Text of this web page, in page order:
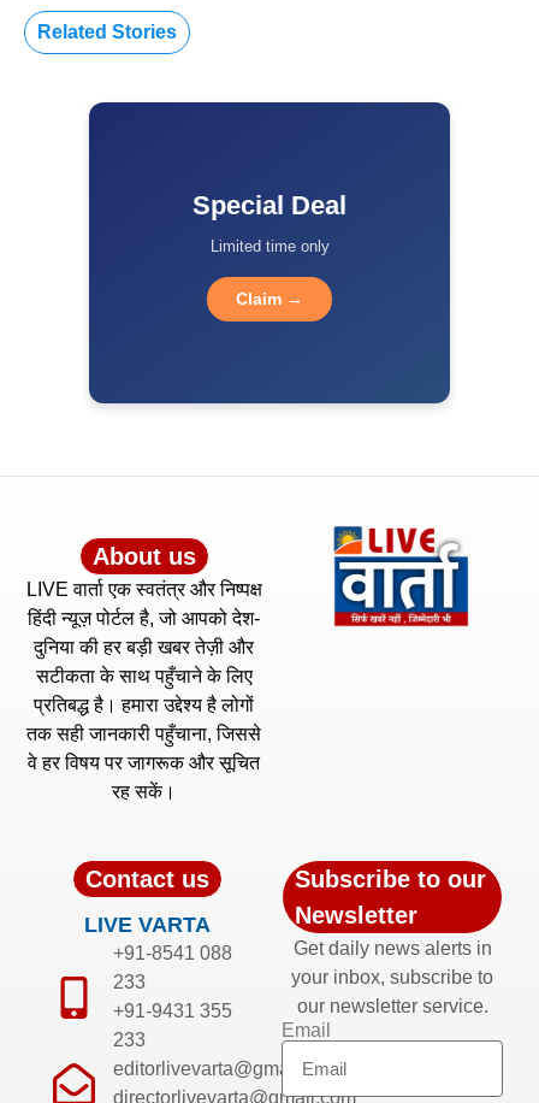
Related Stories
Special Deal
Limited time only
Claim →
About us
LIVE वार्ता एक स्वतंत्र और निष्पक्ष
हिंदी न्यूज़ पोर्टल है, जो आपको देश-
दुनिया की हर बड़ी खबर तेज़ी और
सटीकता के साथ पहुँचाने के लिए
प्रतिबद्ध है। हमारा उद्देश्य है लोगों
तक सही जानकारी पहुँचाना, जिससे
वे हर विषय पर जागरूक और सूचित
रह सकें।
Contact us
LIVE VARTA
+91-8541 088
233
+91-9431 355
233
editorlivevarta@gmail.com
directorlivevarta@gmail.com
Subscribe to our
Newsletter
Get daily news alerts in
your inbox, subscribe to
our newsletter service.
Email